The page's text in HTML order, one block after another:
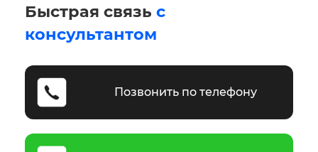
Быстрая связь с
консультантом
Позвонить по телефону